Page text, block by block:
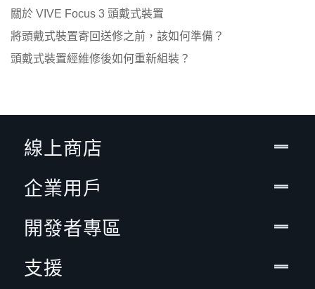
關於 VIVE Focus 3 頭戴式裝置
將頭戴式裝置寄回送修之前，該如何準備？
頭戴式裝置經維修後如何重新組裝？
線上商店
企業用戶
開發者專區
支援